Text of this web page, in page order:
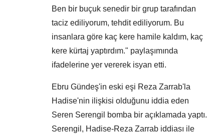
Ben bir buçuk senedir bir grup tarafından
taciz ediliyorum, tehdit ediliyorum. Bu
insanlara göre kaç kere hamile kaldım, kaç
kere kürtaj yaptırdım." paylaşımında
ifadelerine yer vererek isyan etti.
Ebru Gündeş'in eski eşi Reza Zarrab'la
Hadise'nin ilişkisi olduğunu iddia eden
Seren Serengil bomba bir açıklamada yaptı.
Serengil, Hadise-Reza Zarrab iddiası ile